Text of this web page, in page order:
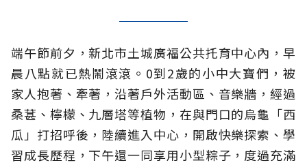
端午節前夕，新北市土城廣福公共托育中心內，早
晨八點就已熱鬧滾滾。0到2歲的小中大寶們，被
家人抱著、牽著，沿著戶外活動區、音樂牆，經過
桑葚、檸檬、九層塔等植物，在與門口的烏龜「西
瓜」打招呼後，陸續進入中心，開啟快樂探索、學
習成長歷程，下午還一同享用小型粽子，度過充滿